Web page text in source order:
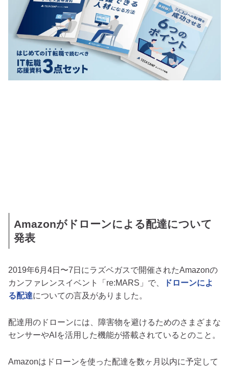
Amazonがドローンによる配達について
発表
2019年6月4日〜7日にラズベガスで開催されたAmazonの
カンファレンスイベント「re:MARS」で、
ドローンによ
る配達についての言及がありました。
配達用のドローンには、障害物を避けるためのさまざまな
センサーやAIを活用した機能が搭載されているとのこと。
Amazonはドローンを使った配達を数ヶ月以内に予定して